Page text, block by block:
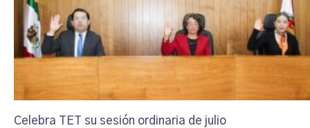
Celebra TET su sesión ordinaria de julio